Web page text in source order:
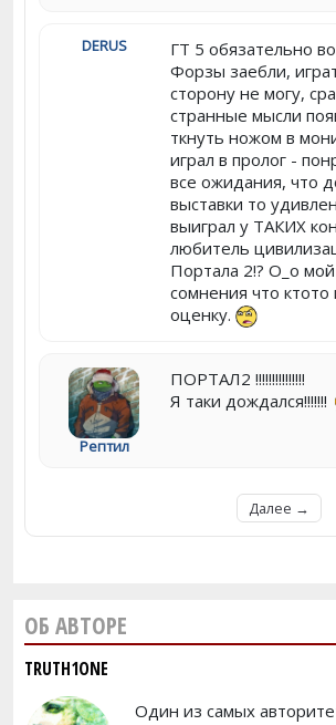
DERUS
ГТ 5 обязательно
Форзы заебли,
сторону не могу,
странные мысли
ткнуть ножом в
играл в пролог -
все ожидания, что
выставки то
выиграл у ТАКИХ
любитель
Портала 2!? О_о
сомнения что ктото
оценку.
Рептил
ПОРТАЛ2 !!!!!!!!!!!!!!!
Я таки дождался!!!!!!!
Далее →
ОБ АВТОРЕ
TRUTH1ONE
Один из самых